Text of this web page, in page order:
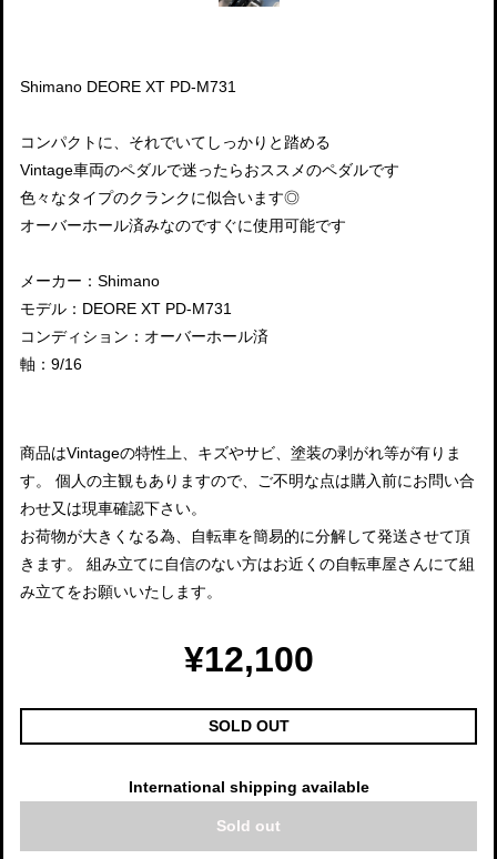
Shimano DEORE XT PD-M731
コンパクトに、それでいてしっかりと踏める
Vintage車両のペダルで迷ったらおススメのペダルです
色々なタイプのクランクに似合います◎
オーバーホール済みなのですぐに使用可能です
メーカー：Shimano
モデル：DEORE XT PD-M731
コンディション：オーバーホール済
軸：9/16
商品はVintageの特性上、キズやサビ、塗装の剥がれ等が有りま
す。 個人の主観もありますので、ご不明な点は購入前にお問い合
わせ又は現車確認下さい。
お荷物が大きくなる為、自転車を簡易的に分解して発送させて頂
きます。 組み立てに自信のない方はお近くの自転車屋さんにて組
み立てをお願いいたします。
¥12,100
SOLD OUT
International shipping available
Sold out